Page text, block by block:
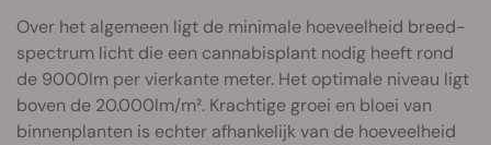
Over het algemeen ligt de minimale hoeveelheid breed-
spectrum licht die een cannabisplant nodig heeft rond
de 9000lm per vierkante meter. Het optimale niveau ligt
boven de 20.000lm/m². Krachtige groei en bloei van
binnenplanten is echter afhankelijk van de hoeveelheid